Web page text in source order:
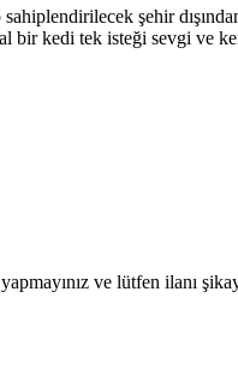
sahiplendirilecek şehir
kedi tek isteği sevgi ve
ve lütfen ilanı